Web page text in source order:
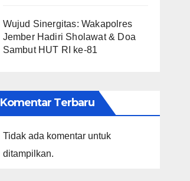
Wujud Sinergitas: Wakapolres
Jember Hadiri Sholawat & Doa
Sambut HUT RI ke-81
Komentar Terbaru
Tidak ada komentar untuk
ditampilkan.